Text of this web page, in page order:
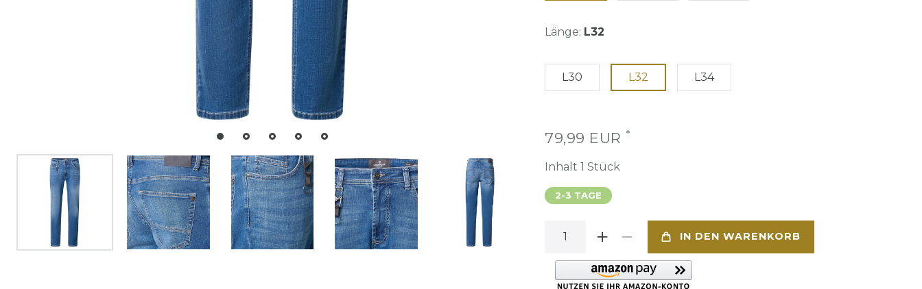
Länge: L32
L30 L32 L34
79,99 EUR *
Inhalt 1 Stück
2-3 TAGE
IN DEN WARENKORB